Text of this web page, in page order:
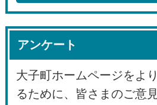
アンケート
大子町ホームページをよ
るために、皆さまのご意